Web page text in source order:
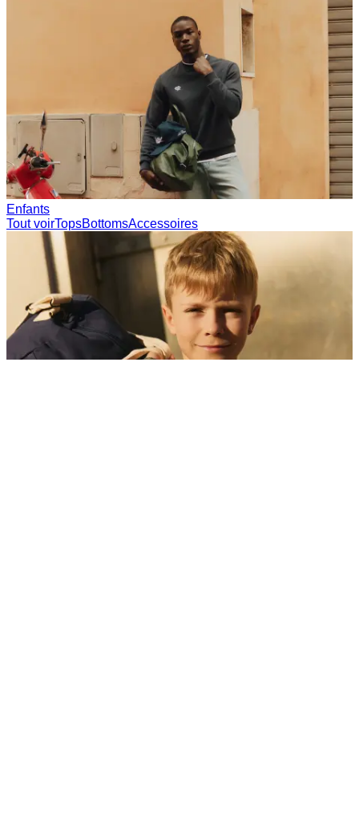
Summer 2026
0
En tendance actuellement
Polo
T-shirts
Shorts
T-SHIRTS
VÊTEMENTS D'EXTÉRIEUR
SWEATS À CAPUCHE